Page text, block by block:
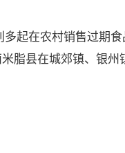
在农村销售过期
脂县在城郊镇、银